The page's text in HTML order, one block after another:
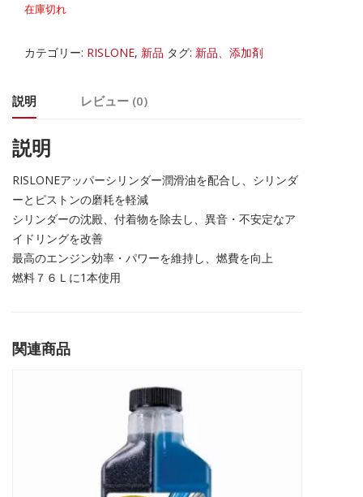
在庫切れ
カテゴリー: RISLONE, 新品 タグ: 新品、添加剤
説明 レビュー (0)
説明
RISLONEアッパーシリンダー潤滑油を配合し、シリンダ
ーとピストンの磨耗を軽減
シリンダーの沈殿、付着物を除去し、異音・不安定なア
イドリングを改善
最高のエンジン効率・パワーを維持し、燃費を向上
燃料７６Ｌに1本使用
関連商品